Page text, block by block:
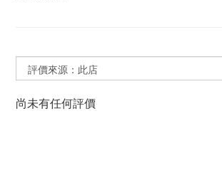
尚未有任何評價